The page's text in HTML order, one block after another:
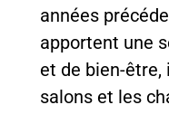
années
apportent une
et de bien-être,
salons et les